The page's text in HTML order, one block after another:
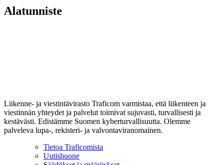
Alatunniste
Liikenne- ja viestintävirasto Traficom varmistaa, että liikenteen ja
viestinnän yhteydet ja palvelut toimivat sujuvasti, turvallisesti ja
kestävästi. Edistämme Suomen kyberturvallisuutta. Olemme
palveleva lupa-, rekisteri- ja valvontaviranomainen.
Tietoa Traficomista
Uutishuone